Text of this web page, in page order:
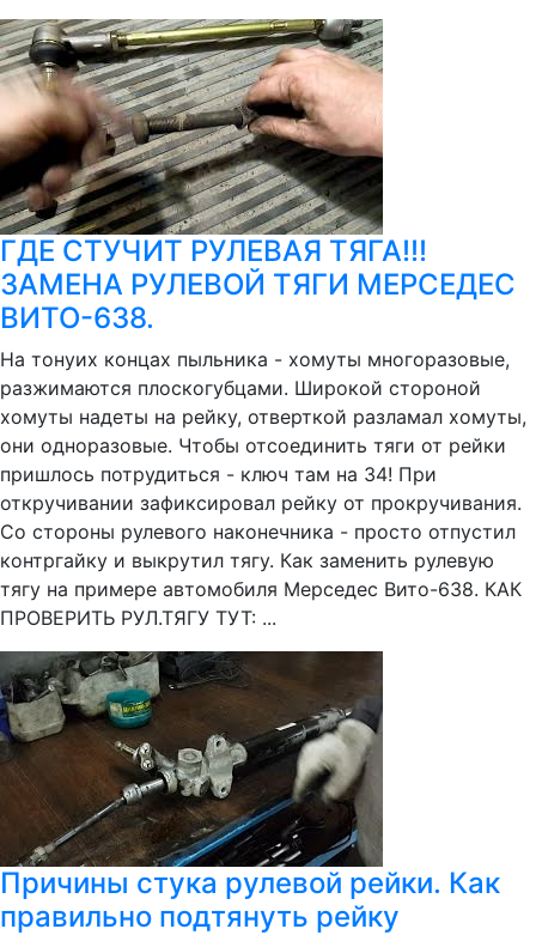
ГДЕ СТУЧИТ РУЛЕВАЯ ТЯГА!!!
ЗАМЕНА РУЛЕВОЙ ТЯГИ МЕРСЕДЕС
ВИТО-638.
На тонуих концах пыльника - хомуты многоразовые,
разжимаются плоскогубцами. Широкой стороной
хомуты надеты на рейку, отверткой разламал хомуты,
они одноразовые. Чтобы отсоединить тяги от рейки
пришлось потрудиться - ключ там на 34! При
откручивании зафиксировал рейку от прокручивания.
Со стороны рулевого наконечника - просто отпустил
контргайку и выкрутил тягу. Как заменить рулевую
тягу на примере автомобиля Мерседес Вито-638. КАК
ПРОВЕРИТЬ РУЛ.ТЯГУ ТУТ: ...
Причины стука рулевой рейки. Как
правильно подтянуть рейку